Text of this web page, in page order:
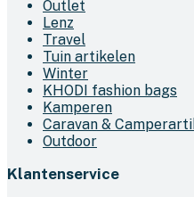
Outlet
Lenz
Travel
Tuin artikelen
Winter
KHODI fashion bags
Kamperen
Caravan &
Outdoor
Klantenservice